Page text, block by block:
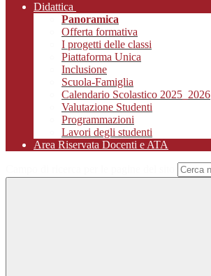
Didattica
Panoramica
Offerta formativa
I progetti delle classi
Piattaforma Unica
Inclusione
Scuola-Famiglia
Calendario Scolastico 2025_2026
Valutazione Studenti
Programmazioni
Lavori degli studenti
Area Riservata Docenti e ATA